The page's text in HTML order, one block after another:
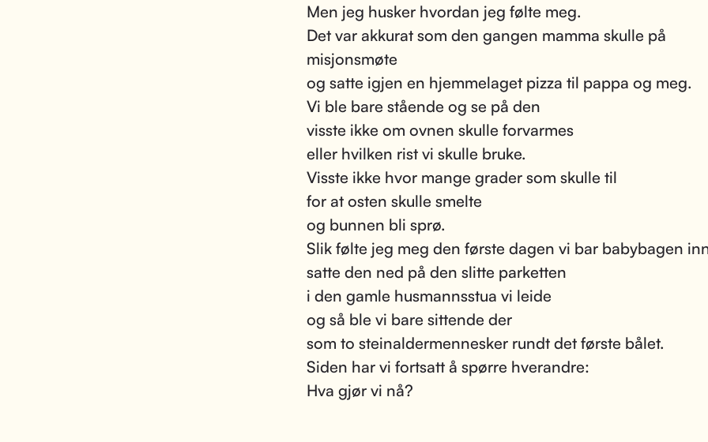
Men jeg husker hvordan jeg følte meg.
Det var akkurat som den gangen mamma skulle på
misjonsmøte
og satte igjen en hjemmelaget pizza til pappa og meg.
Vi ble bare stående og se på den
visste ikke om ovnen skulle forvarmes
eller hvilken rist vi skulle bruke.
Visste ikke hvor mange grader som skulle til
for at osten skulle smelte
og bunnen bli sprø.
Slik følte jeg meg den første dagen vi bar babybagen
satte den ned på den slitte parketten
i den gamle husmannsstua vi leide
og så ble vi bare sittende der
som to steinaldermennesker rundt det første bålet.
Siden har vi fortsatt å spørre hverandre:
Hva gjør vi nå?